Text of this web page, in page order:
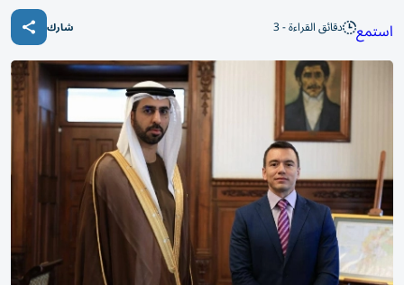
استمع دقائق القراءة - 3 شارك